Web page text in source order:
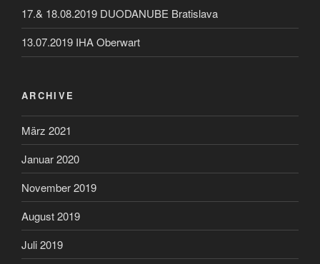
17.& 18.08.2019 DUODANUBE Bratislava
13.07.2019 IHA Oberwart
ARCHIVE
März 2021
Januar 2020
November 2019
August 2019
Juli 2019